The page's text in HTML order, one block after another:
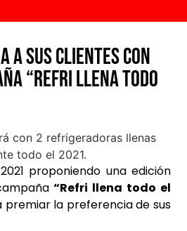
a sus clientes con
“Refri Llena Todo
proponiendo una edición
“Refri llena todo el
premiar la preferencia de sus